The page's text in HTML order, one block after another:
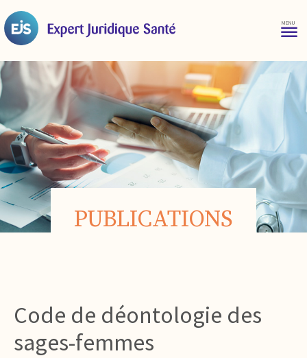
PUBLICATIONS
Code de déontologie des
sages-femmes